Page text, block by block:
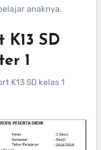
anaknya.
K13 SD
1
K13 SD kelas 1